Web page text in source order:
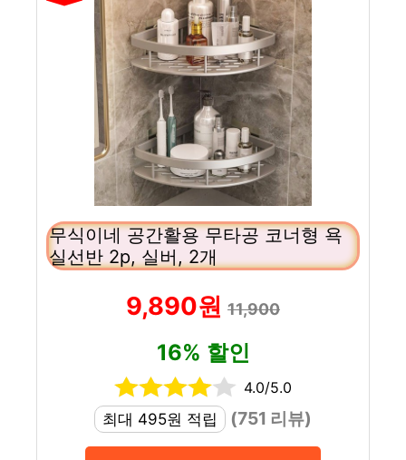
무식이네 공간활용 무타공 코너형 욕
실선반 2p, 실버, 2개
9,890원 11,900
16% 할인
4.0/5.0
최대 495원 적립
(751 리뷰)